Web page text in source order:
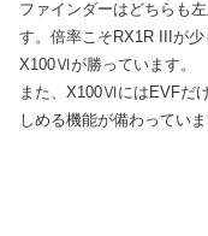
ファインダーはどちらも
す。倍率こそRX1R IIIが
X100Ⅵが勝っています。
また、X100ⅥにはEVFだ
しめる機能が備わっていま